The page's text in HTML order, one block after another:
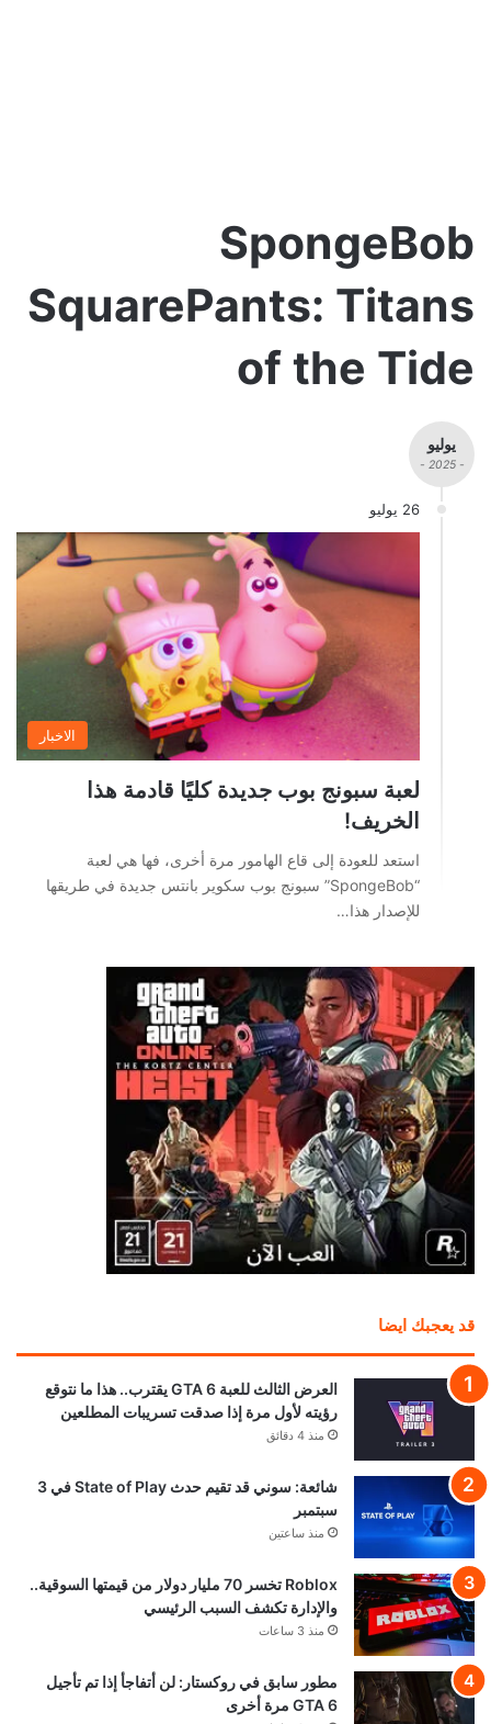
SpongeBob
SquarePants: Titans
of the Tide
يوليو
- 2025 -
26 يوليو
الاخبار
لعبة سبونج بوب جديدة كليًا قادمة هذا
الخريف!
استعد للعودة إلى قاع الهامور مرة أخرى، فها هي لعبة
“SpongeBob” سبونج بوب سكوير بانتس جديدة في طريقها
للإصدار هذا…
قد يعجبك ايضا
العرض الثالث للعبة GTA 6 يقترب.. هذا ما نتوقع
رؤيته لأول مرة إذا صدقت تسريبات المطلعين
منذ 4 دقائق
شائعة: سوني قد تقيم حدث State of Play في 3
سبتمبر
منذ ساعتين
Roblox تخسر 70 مليار دولار من قيمتها السوقية..
والإدارة تكشف السبب الرئيسي
منذ 3 ساعات
مطور سابق في روكستار: لن أتفاجأ إذا تم تأجيل
GTA 6 مرة أخرى